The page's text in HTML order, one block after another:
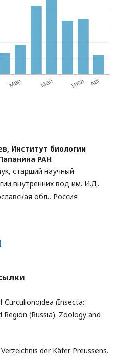
Институт биологии
РАН
старший научный
внутренних вод им. И.Д.
обл., Россия
Curculionoidea (Insecta:
(Russia). Zoology and
der Käfer Preussens.